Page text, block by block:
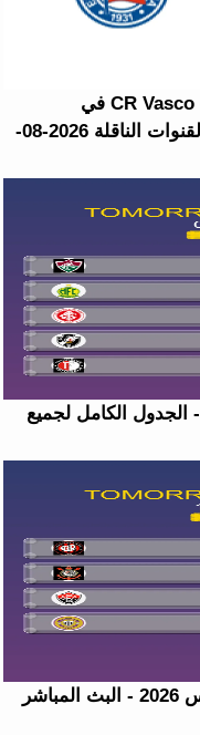
موعد مباراة EC Bahia ضد CR Vasco da Gama في
Campeonato Brasileiro Série A والقنوات الناقلة 2026-08-
مباريات الغد الأحد 09 أغسطس 2026 - الجدول الكامل لجميع
مواعيد مباريات الغد الاثنين 10 أغسطس 2026 - البث المباشر